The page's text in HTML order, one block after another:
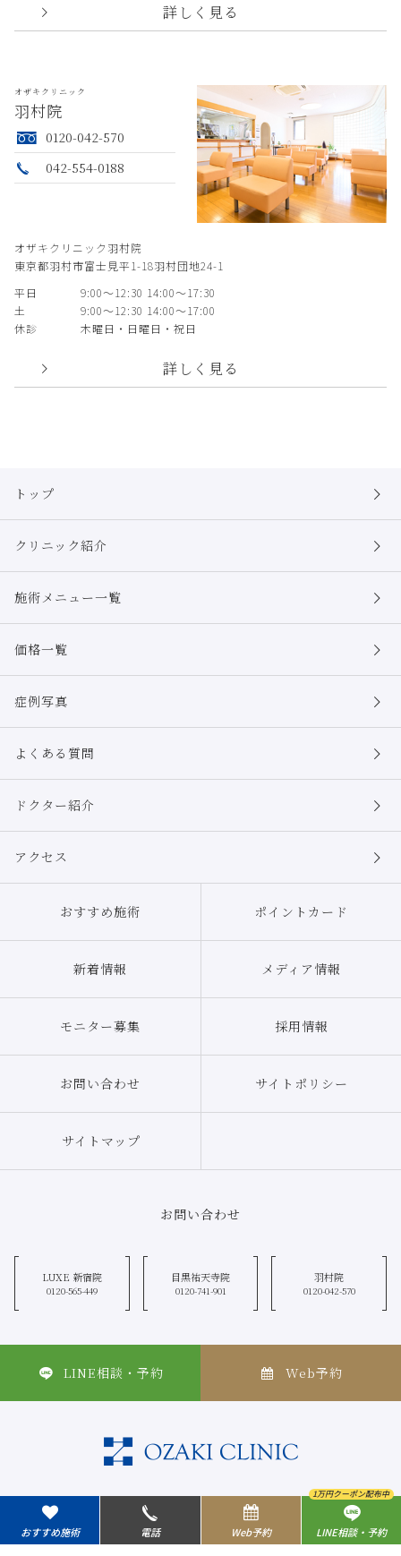
詳しく見る
オザキクリニック
羽村院
0120-042-570
042-554-0188
オザキクリニック羽村院
東京都羽村市富士見平1-18羽村団地24-1
平日
9:00〜12:30 14:00〜17:30
土
9:00〜12:30 14:00〜17:00
休診
木曜日・日曜日・祝日
詳しく見る
トップ
クリニック紹介
施術メニュー一覧
価格一覧
症例写真
よくある質問
ドクター紹介
アクセス
おすすめ施術 ポイントカード
新着情報 メディア情報
モニター募集 採用情報
お問い合わせ サイトポリシー
サイトマップ
LINE相談・予約 Web予約
お問い合わせ
LUXE 新宿院
0120-565-449
目黒祐天寺院
0120-741-901
羽村院
0120-042-570
新宿院
0120-565-449
0120-741-901
羽村院
0120-042-570
おすすめ施術 電話 Web予約 LINE相談・予約
1万円クーポン配布中